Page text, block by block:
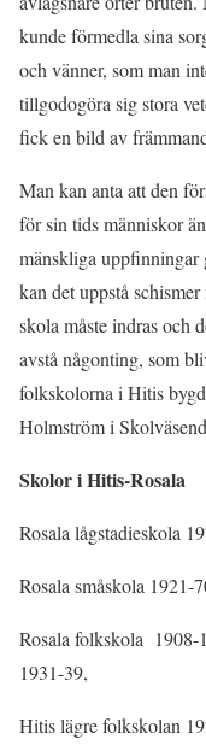
kunde förmedla sina
och vänner, som man
tillgodogöra sig stora
fick en bild av
Man kan anta att den
för sin tids människor
mänskliga
kan det uppstå
skola måste indras och
avstå någonting, som
folkskolorna i Hitis
Holmström i
Skolor i Hitis-Rosala
Rosala lågstadieskola
Rosala småskola 1921-
Rosala folkskola
1931-39,
Hitis lägre folkskolan